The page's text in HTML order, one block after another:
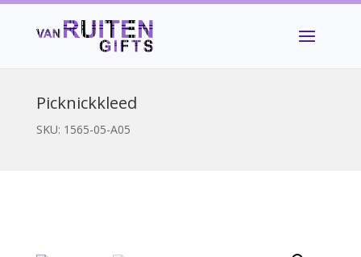
Picknickkleed
SKU: 1565-05-A05